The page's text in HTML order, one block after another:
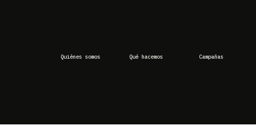
Quiénes somos Qué hacemos Campañas